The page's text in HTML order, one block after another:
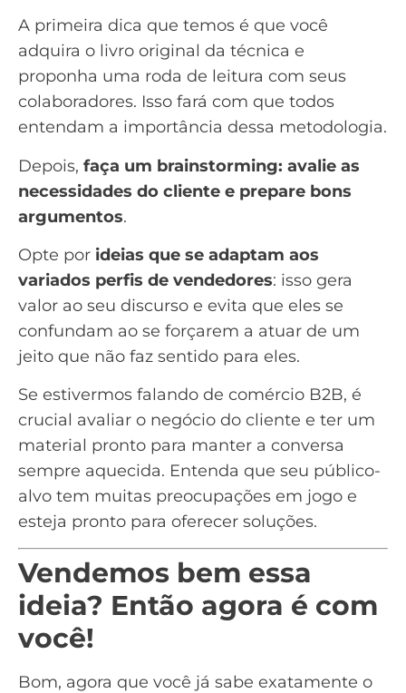
A primeira dica que temos é que você
adquira o livro original da técnica e
proponha uma roda de leitura com seus
colaboradores. Isso fará com que todos
entendam a importância dessa metodologia.
Depois, faça um brainstorming: avalie as
necessidades do cliente e prepare bons
argumentos.
Opte por ideias que se adaptam aos
variados perfis de vendedores: isso gera
valor ao seu discurso e evita que eles se
confundam ao se forçarem a atuar de um
jeito que não faz sentido para eles.
Se estivermos falando de comércio B2B, é
crucial avaliar o negócio do cliente e ter um
material pronto para manter a conversa
sempre aquecida. Entenda que seu público-
alvo tem muitas preocupações em jogo e
esteja pronto para oferecer soluções.
Vendemos bem essa
ideia? Então agora é com
você!
Bom, agora que você já sabe exatamente o